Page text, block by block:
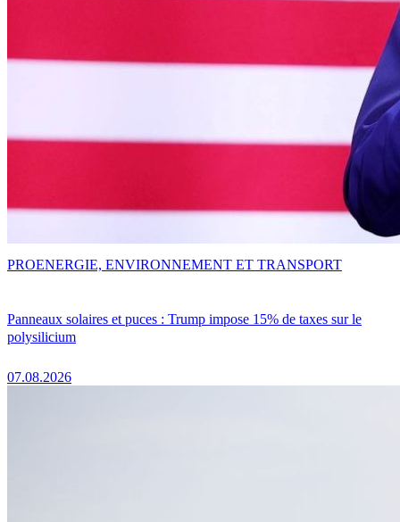
Panneaux solaires et puces : Trump impose 15% de taxes sur le
polysilicium
07.08.2026
PROENERGIE, ENVIRONNEMENT ET TRANSPORT